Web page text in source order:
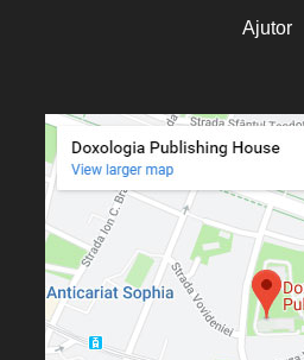
Ajutor